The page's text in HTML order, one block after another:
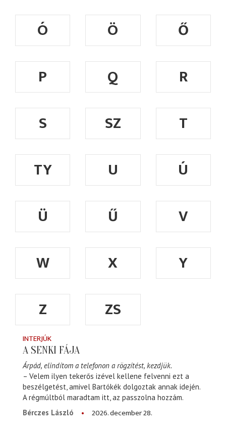
Ó Ö
Ő
P
Q
R
S
SZ
T
TY
U
Ú
Ü
Ű
V
W
X
Y
Z
ZS
INTERJÚK
A SENKI FÁJA
Árpád, elindítom a telefonon a rögzítést, kezdjük.
– Velem ilyen tekerős izével kellene felvenni ezt a
beszélgetést, amivel Bartókék dolgoztak annak idején.
A régmúltból maradtam itt, az passzolna hozzám.
Bérczes László
2026. december 28.